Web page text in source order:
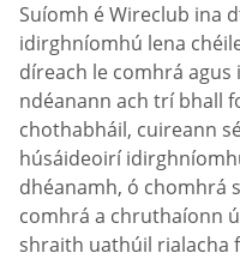
Suíomh é Wireclub ina
idirghníomhú lena
díreach le comhrá
ndéanann ach trí bhall
chothabháil, cuireann
húsáideoirí
dhéanamh, ó chomhrá
comhrá a chruthaíonn
shraith uathúil rialacha